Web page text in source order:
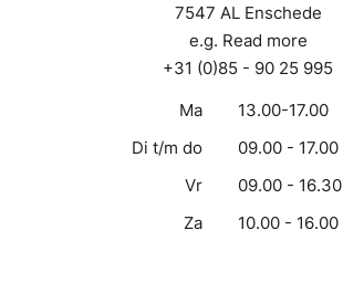
7547 AL Enschede
e.g. Read more
+31 (0)85 - 90 25 995
Ma
13.00-17.00
Di t/m do
09.00 - 17.00
Vr
09.00 - 16.30
Za
10.00 - 16.00